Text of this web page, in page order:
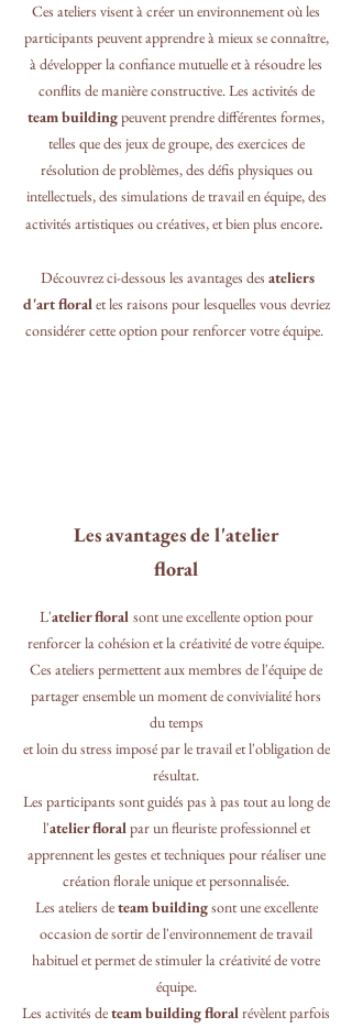
Ces ateliers visent à créer un environnement où les
participants peuvent apprendre à mieux se connaître,
à développer la confiance mutuelle et à résoudre les
conflits de manière constructive. Les activités de
team buildingpeuvent prendre différentes formes,
telles que des jeux de groupe, des exercices de
résolution de problèmes, des défis physiques ou
intellectuels, des simulations de travail en équipe, des
activités artistiques ou créatives, et bien plus encore.
Découvrez ci-dessous les avantages des ateliers
d'art floralet les raisons pour lesquelles vous devriez
considérer cette option pour renforcer votre équipe.
Les avantages de l'atelier
floral
L'atelier floral sont une excellente option pour
renforcer la cohésion et la créativité de votre équipe.
Ces ateliers permettent aux membres de l'équipe de
partager ensemble un moment de convivialité hors
du temps
et loin du stress imposé par le travail et l'obligation de
résultat.
Les participants sont guidés pas à pas tout au long de
l'atelier floralpar un fleuriste professionnel et
apprennent les gestes et techniques pour réaliser une
création florale unique et personnalisée.
Les ateliers deteam buildingsont une excellente
occasion de sortir de l'environnement de travail
habituel et permet de stimuler la créativité de votre
équipe.
Les activités deteam building floralrévèlent parfois